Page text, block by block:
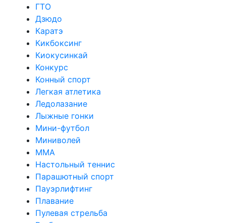
ГТО
Дзюдо
Каратэ
Кикбоксинг
Киокусинкай
Конкурс
Конный спорт
Легкая атлетика
Ледолазание
Лыжные гонки
Мини-футбол
Миниволей
ММА
Настольный теннис
Парашютный спорт
Пауэрлифтинг
Плавание
Пулевая стрельба